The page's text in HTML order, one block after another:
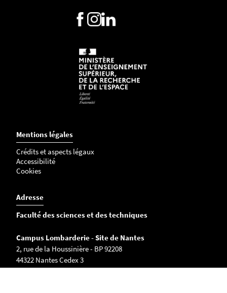
Mentions légales
Crédits et aspects légaux
Accessibilité
Cookies
Adresse
Faculté des sciences et des techniques
Campus Lombarderie - Site de Nantes
2, rue de la Houssinière - BP 92208
44322 Nantes Cedex 3
Tél. : +33 (0)2 51 12 52 12